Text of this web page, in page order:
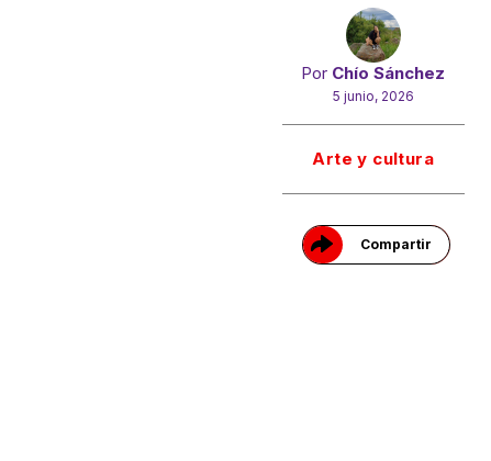
Por Chío Sánchez
5 junio, 2026
Arte y cultura
Compartir